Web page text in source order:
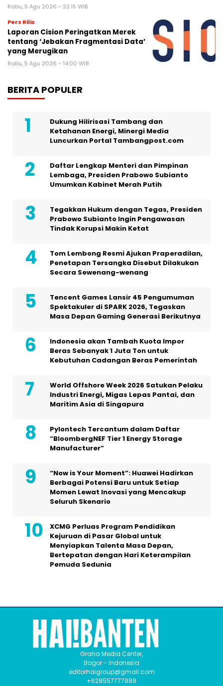
Rabu, 5 Agu 2026 - 22:15 WIB
Pers Rilis
Laporan Cision Peringatkan Merek
tentang ‘Jebakan Fragmentasi Data’
yang Merugikan
Rabu, 5 Agu 2026 - 14:00 WIB
BERITA POPULER
Dukung Hilirisasi Tambang dan
Ketahanan Energi, Minergi Media
Luncurkan Portal Tambangpost.com
Daftar Lengkap Menteri dan Pimpinan
Lembaga, Presiden Prabowo Subianto
Umumkan Kabinet Merah Putih
Tegakkan Hukum dengan Tegas, Presiden
Prabowo Subianto Ingin Pengawasan
Tindak Korupsi Makin Ketat
Tom Lembong Resmi Ajukan Praperadilan,
Penetapan Tersangka Disebut Dilakukan
Secara Sewenang-wenang
Tencent Games Lansir 45 Pengumuman
Spektakuler di SPARK 2026, Tegaskan
Masa Depan Gaming Generasi Berikutnya
Indonesia akan Tambah Kuota Impor
Beras Sebanyak 1 Juta Ton untuk
Kebutuhan Cadangan Beras Pemerintah
World Offshore Week 2026 Satukan Pelaku
Industri Energi, Migas Lepas Pantai, dan
Maritim Asia di Singapura
Pylontech Tercantum dalam Daftar
“BloombergNEF Tier 1 Energy Storage
Manufacturer”
“Now is Your Moment”: Huawei Hadirkan
Berbagai Potensi Baru untuk Setiap
Momen Lewat Inovasi yang Mencakup
Seluruh Skenario
XCMG Perluas Program Pendidikan
Kejuruan di Pasar Global untuk
Menyiapkan Talenta Masa Depan,
Bertepatan dengan Hari Keterampilan
Pemuda Sedunia
Graha Media Center,
Bogor - Indonesia
editorhaigroup@gmail.com
+628557777888